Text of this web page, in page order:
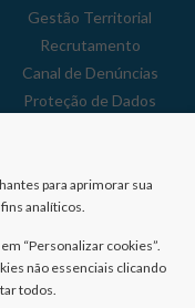
Gestão Territorial
Recrutamento
Canal de Denúncias
Proteção de Dados
Reclamações
para aprimorar sua
analíticos.
“Personalizar cookies”.
não essenciais clicando
todos.